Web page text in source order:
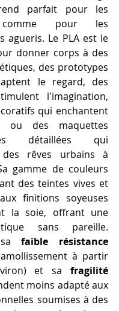
parfait pour les
comme pour les
agueris. Le PLA est le
donner corps à des
des prototypes
le regard, des
l'imagination,
qui enchantent
ou des maquettes
détaillées qui
des rêves urbains à
gamme de couleurs
des teintes vives et
finitions soyeuses
la soie, offrant une
sans pareille.
sa faible résistance
à partir
et sa fragilité
moins adapté aux
soumises à des